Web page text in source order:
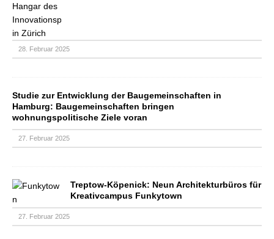
28. Februar 2025
Studie zur Entwicklung der Baugemeinschaften in
Hamburg: Baugemeinschaften bringen
wohnungspolitische Ziele voran
27. Februar 2025
Treptow-Köpenick: Neun Architekturbüros für
Kreativcampus Funkytown
27. Februar 2025